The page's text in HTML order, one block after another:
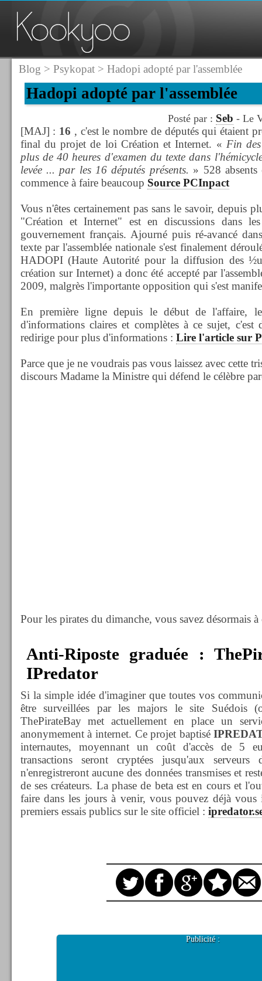
Blog > Psykopat> Hadopi adopté par l'assemblée
Hadopi adopté par l'assemblée
Posté par : Seb - Le
[MAJ] : 16 , c'est le nombre de députés qui étaient
final du projet de loi Création et Internet. « Fin
plus de 40 heures d'examen du texte dans
levée ... par les 16 députés présents. » 528
commence à faire beaucoup Source PCInpact
Vous n'êtes certainement pas sans le savoir, depuis
"Création et Internet" est en discussions dans
gouvernement français. Ajourné puis ré-avancé
texte par l'assemblée nationale s'est finalement
HADOPI (Haute Autorité pour la diffusion des
création sur Internet) a donc été accepté par
2009, malgrès l'importante opposition qui s'est
En première ligne depuis le début de l'affaire,
d'informations claires et complètes à ce sujet,
redirige pour plus d'informations : Lire l'article sur
Parce que je ne voudrais pas vous laissez avec cette
discours Madame la Ministre qui défend le célèbre
Pour les pirates du dimanche, vous savez désormais
Anti-Riposte graduée :
IPredator
Si la simple idée d'imaginer que toutes vos
être surveillées par les majors le site Suédois
ThePirateBay met actuellement en place un
anonymement à internet. Ce projet baptisé
internautes, moyennant un coût d'accès de 5
transactions seront cryptées jusqu'aux serveurs
n'enregistreront aucune des données transmises et
de ses créateurs. La phase de beta est en cours et
faire dans les jours à venir, vous pouvez déjà
premiers essais publics sur le site officiel :
Publicité :